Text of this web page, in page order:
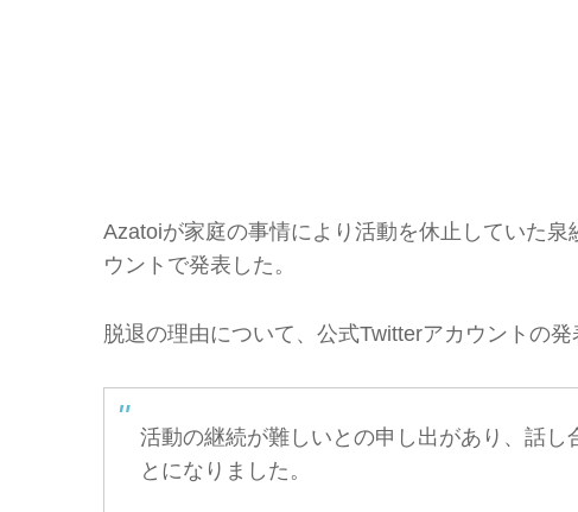
Azatoiが家庭の事情により活動を休止していた
ウントで発表した。
脱退の理由について、公式Twitterアカウントの発
活動の継続が難しいとの申し出があり、話
とになりました。